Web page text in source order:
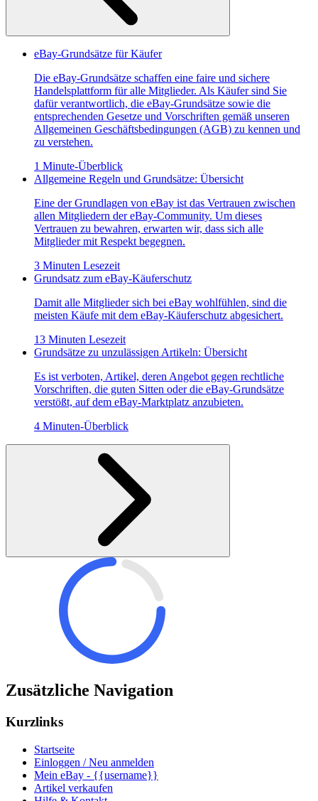
eBay-Grundsätze für Käufer
Die eBay-Grundsätze schaffen eine faire und sichere
Handelsplattform für alle Mitglieder. Als Käufer sind Sie
dafür verantwortlich, die eBay-Grundsätze sowie die
entsprechenden Gesetze und Vorschriften gemäß unseren
Allgemeinen Geschäftsbedingungen (AGB) zu kennen und
zu verstehen.
1 Minute-Überblick
Allgemeine Regeln und Grundsätze: Übersicht
Eine der Grundlagen von eBay ist das Vertrauen zwischen
allen Mitgliedern der eBay-Community. Um dieses
Vertrauen zu bewahren, erwarten wir, dass sich alle
Mitglieder mit Respekt begegnen.
3 Minuten Lesezeit
Grundsatz zum eBay-Käuferschutz
Damit alle Mitglieder sich bei eBay wohlfühlen, sind die
meisten Käufe mit dem eBay-Käuferschutz abgesichert.
13 Minuten Lesezeit
Grundsätze zu unzulässigen Artikeln: Übersicht
Es ist verboten, Artikel, deren Angebot gegen rechtliche
Vorschriften, die guten Sitten oder die eBay-Grundsätze
verstößt, auf dem eBay-Marktplatz anzubieten.
4 Minuten-Überblick
Zusätzliche Navigation
Kurzlinks
Startseite
Einloggen / Neu anmelden
Mein eBay - {{username}}
Artikel verkaufen